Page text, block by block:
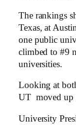
The rankings
Texas, at
one public
climbed to #9
universities.
Looking at
UT moved up
University